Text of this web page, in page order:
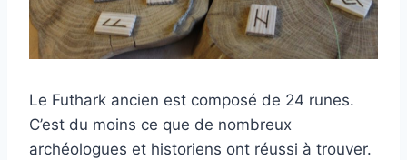
Le Futhark ancien est composé de 24 runes.
C’est du moins ce que de nombreux
archéologues et historiens ont réussi à trouver.